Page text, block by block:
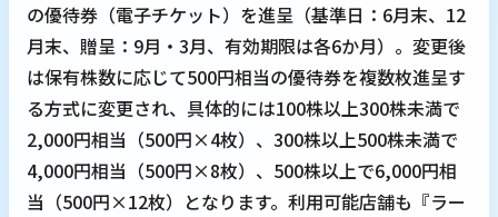
の優待券（電子チケット）を進呈（基準日：6月末、12
月末、贈呈：9月・3月、有効期限は各6か月）。変更後
は保有株数に応じて500円相当の優待券を複数枚進呈す
る方式に変更され、具体的には100株以上300株未満で
2,000円相当（500円×4枚）、300株以上500株未満で
4,000円相当（500円×8枚）、500株以上で6,000円相
当（500円×12枚）となります。利用可能店舗も『ラー